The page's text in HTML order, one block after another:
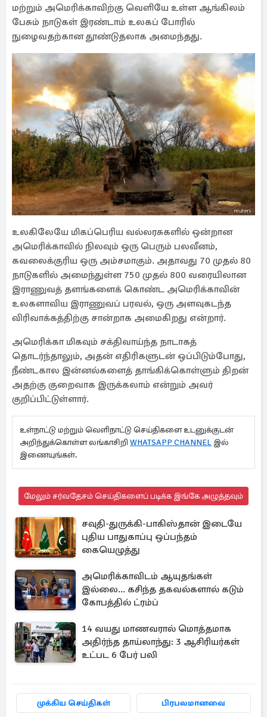
மற்றும் அமெரிக்காவிற்கு வெளியே உள்ள ஆங்கிலம்
பேசும் நாடுகள் இரண்டாம் உலகப் போரில்
நுழைவதற்கான தூண்டுதலாக அமைந்தது.
உலகிலேயே மிகப்பெரிய வல்லரசுகளில் ஒன்றான
அமெரிக்காவில் நிலவும் ஒரு பெரும் பலவீனம்,
கவலைக்குரிய ஒரு அம்சமாகும். அதாவது 70 முதல் 80
நாடுகளில் அமைந்துள்ள 750 முதல் 800 வரையிலான
இராணுவத் தளங்களைக் கொண்ட அமெரிக்காவின்
உலகளாவிய இராணுவப் பரவல், ஒரு அளவுகடந்த
விரிவாக்கத்திற்கு சான்றாக அமைகிறது என்றார்.
அமெரிக்கா மிகவும் சக்திவாய்ந்த நாடாகத்
தொடர்ந்தாலும், அதன் எதிரிகளுடன் ஒப்பிடும்போது, ​​
நீண்டகால இன்னல்களைத் தாங்கிக்கொள்ளும் திறன்
அதற்கு குறைவாக இருக்கலாம் என்றும் அவர்
குறிப்பிட்டுள்ளார்.
உள்நாட்டு மற்றும் வெளிநாட்டு செய்திகளை உடனுக்குடன்
அறிந்துக்கொள்ள லங்காசிறி WHATSAPP CHANNEL இல்
இணையுங்கள்.
மேலும் சர்வதேசம் செய்திகளைப் படிக்க இங்கே அழுத்தவும்
சவுதி-துருக்கி-பாகிஸ்தான் இடையே
புதிய பாதுகாப்பு ஒப்பந்தம்
கையெழுத்து
அமெரிக்காவிடம் ஆயுதங்கள்
இல்லை... கசிந்த தகவல்களால் கடும்
கோபத்தில் ட்ரம்ப்
14 வயது மாணவரால் மொத்தமாக
அதிர்ந்த தாய்லாந்து: 3 ஆசிரியர்கள்
உட்பட 6 பேர் பலி
முக்கிய செய்திகள் பிரபலமானவை